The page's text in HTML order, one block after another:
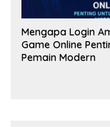
Mengapa Login
Game Online
Pemain Modern